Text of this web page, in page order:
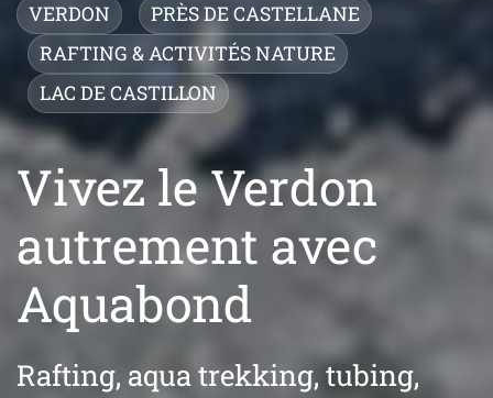
VERDON
PRÈS DE CASTELLANE
RAFTING & ACTIVITÉS NATURE
LAC DE CASTILLON
Vivez le Verdon
autrement avec
Aquabond
Rafting, aqua trekking, tubing,